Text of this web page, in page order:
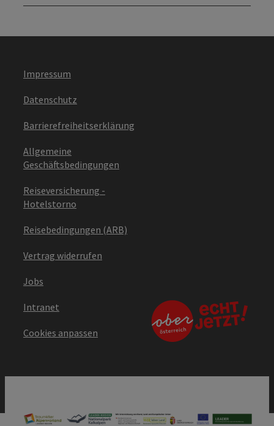
Impressum
Datenschutz
Barrierefreiheitserklärung
Allgemeine
Geschäftsbedingungen
Reiseversicherung -
Hotelstorno
Reisebedingungen (ARB)
Vertrag widerrufen
Jobs
Intranet
Cookies anpassen